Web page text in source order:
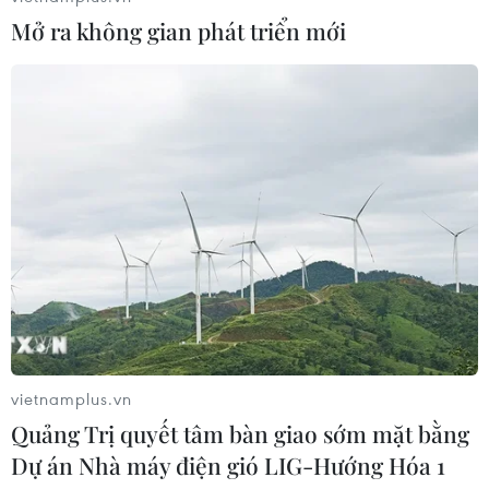
05/08/2026 08:44
Từ thương cảng Sài Gòn đến trung
tâm tài chính quốc tế nhìn từ
Vietcombank Tower
05/08/2026 08:09
Gia Lai chấp thuận hai dự án chăn
nuôi công nghệ cao trị giá hơn 3.600
tỷ đồng
Mở ra không gian phát triển mới
vietnamplus.vn
Quảng Trị quyết tâm bàn giao sớm mặt bằng
Dự án Nhà máy điện gió LIG-Hướng Hóa 1